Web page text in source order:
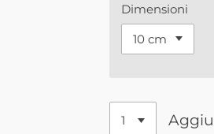
Dimensioni